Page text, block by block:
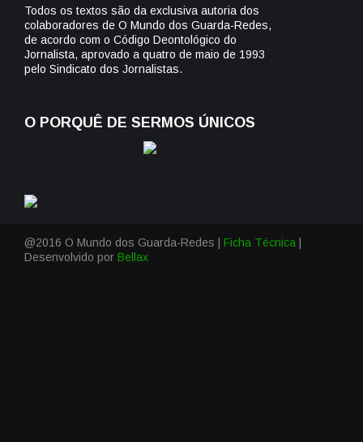
Todos os textos são da exclusiva autoria dos
colaboradores de O Mundo dos Guarda-Redes,
de acordo com o Código Deontológico do
Jornalista, aprovado a quatro de maio de 1993
pelo Sindicato dos Jornalistas.
O PORQUÊ DE SERMOS ÚNICOS
@2016 O Mundo dos Guarda-Redes | Ficha Técnica
Desenvolvido por Bellax